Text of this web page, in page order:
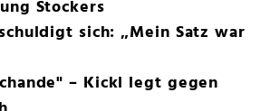
Stockers
sich: „Mein Satz war
– Kickl legt gegen